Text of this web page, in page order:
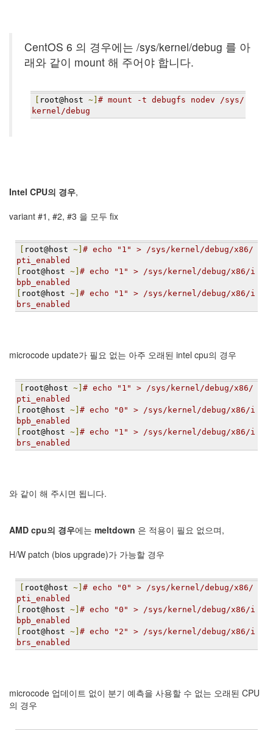
CentOS 6 의 경우에는 /sys/kernel/debug 를 아
래와 같이 mount 해 주어야 합니다.
root@host ~] # mount -t debugfs nodev /sys/
kernel/debug
Intel CPU의 경우,
variant #1, #2, #3 을 모두 fix
root@host ~] # echo "1" > /sys/kernel/debug/x86/
pti_enabled
root@host ~] # echo "1" > /sys/kernel/debug/x86/i
bpb_enabled
root@host ~] # echo "1" > /sys/kernel/debug/x86/i
brs_enabled
microcode update가 필요 없는 아주 오래된 intel cpu의 경우
root@host ~] # echo "1" > /sys/kernel/debug/x86/
pti_enabled
root@host ~] # echo "0" > /sys/kernel/debug/x86/i
bpb_enabled
root@host ~] # echo "1" > /sys/kernel/debug/x86/i
brs_enabled
와 같이 해 주시면 됩니다.
AMD cpu의 경우에는 meltdown 은 적용이 필요 없으며,
H/W patch (bios upgrade)가 가능할 경우
root@host ~] # echo "0" > /sys/kernel/debug/x86/
pti_enabled
root@host ~] # echo "0" > /sys/kernel/debug/x86/i
bpb_enabled
root@host ~] # echo "2" > /sys/kernel/debug/x86/i
brs_enabled
microcode 업데이트 없이 분기 예측을 사용할 수 없는 오래된 CPU
의 경우
로
그
Mozilla
3
Diving
제
품
리
뷰
Daweikala
1.5V
ion
3800...
by
1.5V
ion
1
김
정
균
BASMAN
방
전
테